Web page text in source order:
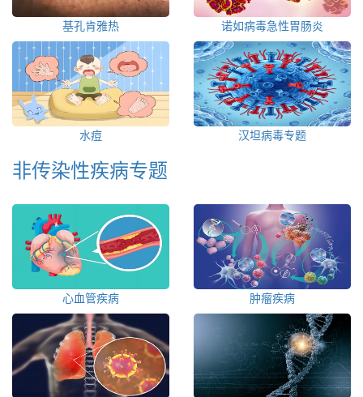
基孔肯雅热 诺如病毒急性胃肠炎
水痘 汉坦病毒专题
非传染性疾病专题
心血管疾病 肿瘤疾病